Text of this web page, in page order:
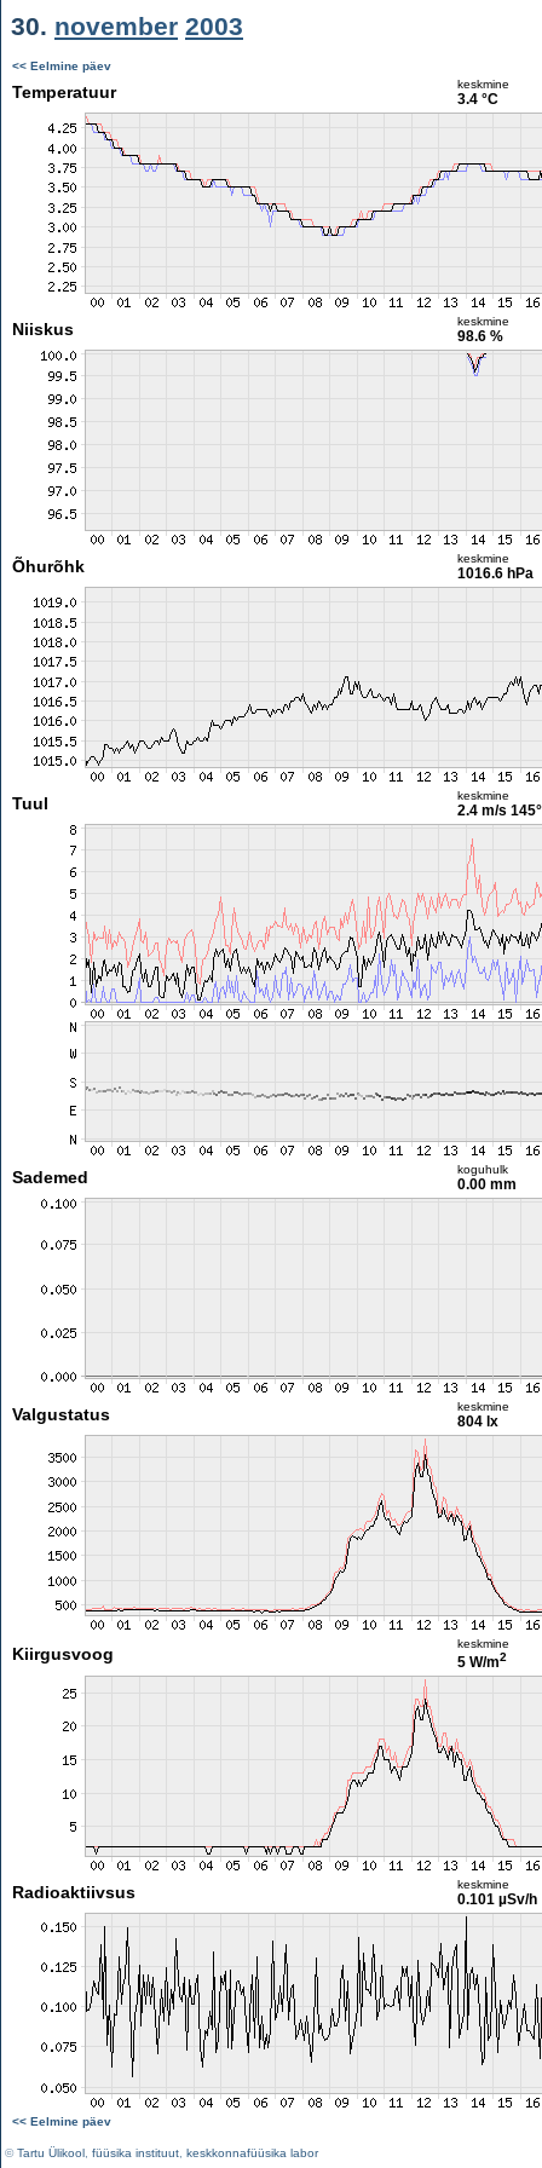
30. november 2003
<< Eelmine päev
Temperatuur keskmine
3.4 °C
Niiskus keskmine
98.6 %
Õhurõhk keskmine
1016.6 hPa
Tuul keskmine
2.4 m/s 145°
Sademed koguhulk
0.00 mm
Valgustatus keskmine
804 lx
Kiirgusvoog
keskmine
5 W/m2
Radioaktiivsus keskmine
0.101 µSv/h
<< Eelmine päev
©Tartu Ülikool füüsika instituut keskkonnafüüsika labor